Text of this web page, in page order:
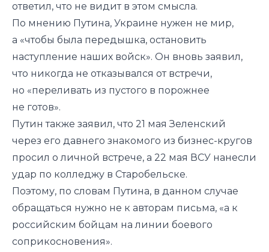
ответил, что не видит в этом смысла.
По мнению Путина, Украине нужен не мир,
а «чтобы была передышка, остановить
наступление наших войск». Он вновь заявил,
что никогда не отказывался от встречи,
но «переливать из пустого в порожнее
не готов».
Путин также заявил, что 21 мая Зеленский
через его давнего знакомого из бизнес-кругов
просил о личной встрече, а 22 мая ВСУ нанесли
удар по колледжу в Старобельске.
Поэтому, по словам Путина, в данном случае
обращаться нужно не к авторам письма, «а к
российским бойцам на линии боевого
соприкосновения».